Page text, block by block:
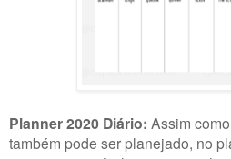
Planner 2020 Diário: Assim
também pode ser planejado, no